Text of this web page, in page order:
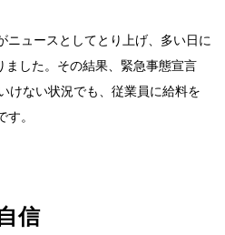
ニュースとしてとり上げ、多い日に
した。その結果、緊急事態宣言
けない状況でも、従業員に給料を
。
信